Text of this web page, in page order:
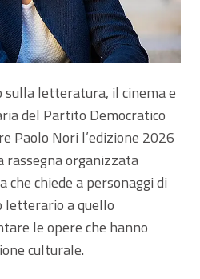
sulla letteratura, il cinema e
del Partito Democratico
Paolo Nori l’edizione 2026
rassegna organizzata
che chiede a personaggi di
letterario a quello
le opere che hanno
culturale.